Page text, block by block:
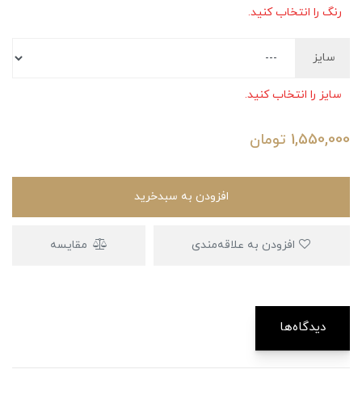
رنگ را انتخاب کنید.
سایز
سایز را انتخاب کنید.
1,550,000 تومان
افزودن به سبدخرید
مقایسه
دیدگاه‌ها